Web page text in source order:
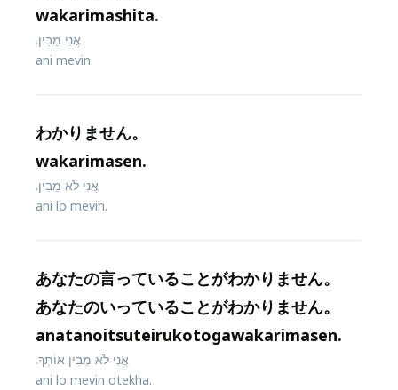
wakarimashita.
אֲנִי מֵבִין.
ani mevin.
わかりません。
wakarimasen.
אֲנִי לֹא מֵבִין.
ani lo mevin.
あなたの言っていることがわかりません。
あなたのいっていることがわかりません。
anatanoitsuteirukotogawakarimasen.
אֲנִי לֹא מֵבִין אוֹתְךָ.
ani lo mevin otekha.